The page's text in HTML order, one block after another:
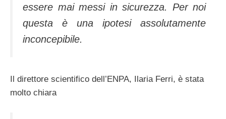
essere mai messi in sicurezza. Per noi
questa è una ipotesi assolutamente
inconcepibile.
Il direttore scientifico dell’ENPA, Ilaria Ferri, è stata
molto chiara